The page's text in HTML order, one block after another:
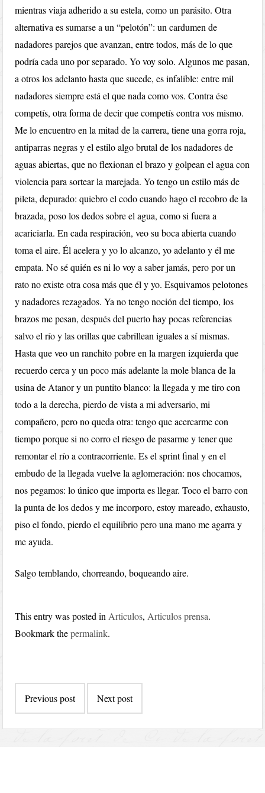
mientras viaja adherido a su estela, como un parásito. Otra
alternativa es sumarse a un “pelotón”: un cardumen de
nadadores parejos que avanzan, entre todos, más de lo que
podría cada uno por separado. Yo voy solo. Algunos me pasan,
a otros los adelanto hasta que sucede, es infalible: entre mil
nadadores siempre está el que nada como vos. Contra ése
competís, otra forma de decir que competís contra vos mismo.
Me lo encuentro en la mitad de la carrera, tiene una gorra roja,
antiparras negras y el estilo algo brutal de los nadadores de
aguas abiertas, que no flexionan el brazo y golpean el agua con
violencia para sortear la marejada. Yo tengo un estilo más de
pileta, depurado: quiebro el codo cuando hago el recobro de la
brazada, poso los dedos sobre el agua, como si fuera a
acariciarla. En cada respiración, veo su boca abierta cuando
toma el aire. Él acelera y yo lo alcanzo, yo adelanto y él me
empata. No sé quién es ni lo voy a saber jamás, pero por un
rato no existe otra cosa más que él y yo. Esquivamos pelotones
y nadadores rezagados. Ya no tengo noción del tiempo, los
brazos me pesan, después del puerto hay pocas referencias
salvo el río y las orillas que cabrillean iguales a sí mismas.
Hasta que veo un ranchito pobre en la margen izquierda que
recuerdo cerca y un poco más adelante la mole blanca de la
usina de Atanor y un puntito blanco: la llegada y me tiro con
todo a la derecha, pierdo de vista a mi adversario, mi
compañero, pero no queda otra: tengo que acercarme con
tiempo porque si no corro el riesgo de pasarme y tener que
remontar el río a contracorriente. Es el sprint final y en el
embudo de la llegada vuelve la aglomeración: nos chocamos,
nos pegamos: lo único que importa es llegar. Toco el barro con
la punta de los dedos y me incorporo, estoy mareado, exhausto,
piso el fondo, pierdo el equilibrio pero una mano me agarra y
me ayuda.
Salgo temblando, chorreando, boqueando aire.
This entry was posted in Articulos, Articulos prensa.
Bookmark thepermalink.
navigation
Previous post Next post